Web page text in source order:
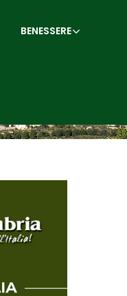
BENESSERE